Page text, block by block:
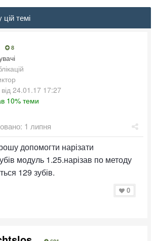
темі
8
24.01.17 17:27
10% теми
1 липня
допомогти нарізати
модуль 1.25.нарізав по методу
129 зубів.
0